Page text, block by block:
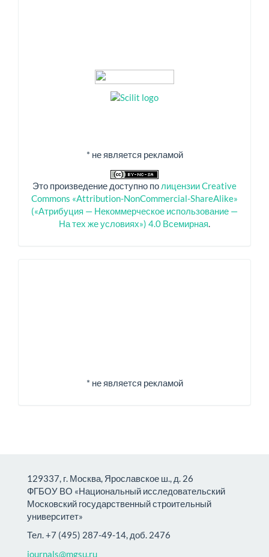
* не является рекламой
Это произведение доступно по лицензии Creative
Commons «Attribution-NonCommercial-ShareAlike»
(«Атрибуция — Некоммерческое использование —
На тех же условиях») 4.0 Всемирная.
* не является рекламой
129337, г. Москва, Ярославское ш., д. 26
ФГБОУ ВО «Национальный исследовательский
Московский государственный строительный
университет»
Тел. +7 (495) 287-49-14, доб. 2476
journals@mgsu.ru